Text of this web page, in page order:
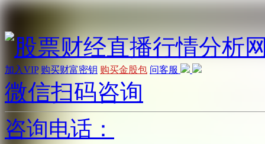
加入VIP 购买财富密钥 购买金股包 问客服
微信扫码咨询
咨询电话：